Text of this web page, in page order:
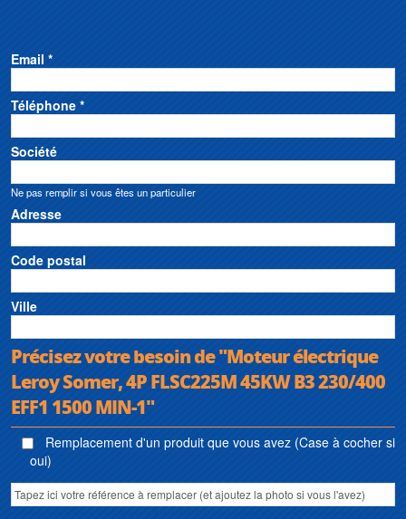
Email *
Téléphone *
Société
Ne pas remplir si vous êtes un particulier
Adresse
Code postal
Ville
Précisez votre besoin de "Moteur électrique
Leroy Somer, 4P FLSC225M 45KW B3 230/400
EFF1 1500 MIN-1"
Remplacement d'un produit que vous avez (Case à cocher si
oui)